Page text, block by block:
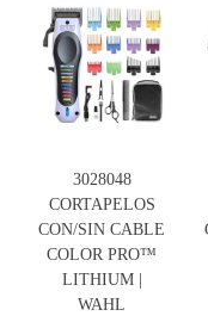
3028048
CORTAPELOS
CON/SIN CABLE
COLOR PRO™
LITHIUM |
WAHL